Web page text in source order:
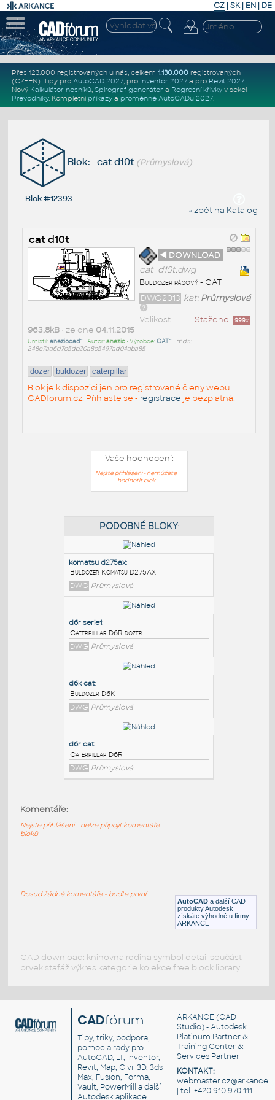
CZ | SK| EN | DE
Přes 123.000 registrovaných u nás, celkem 1.130.000registrovaných
(CZ+EN). Tipy pro AutoCAD 2027, pro Inventor 2027a pro Revit 2027.
Nový Kalkulátor nosníků, Spirograf generátor a Regresní křivkyv sekci
Převodníky. Kompletní příkazya proměnné AutoCADu 2027.
Blok: cat d10t (Průmyslová)
Blok #12393
« zpět na Katalog
cat d10t
◄ DOWNLOAD
cat_d10t.dwg
Buldozer pásový - CAT
kat:Průmyslová
DWG2013
Staženo: 999x
Velikost
963,8kB• ze dne 04.11.2015
Umístil:aneziocad^ • Autor:anezio• Výrobce:CAT^ • md5:
248c7aa6d7c5db20a8c5497ad04aba85
dozer buldozer caterpillar
Blok je k dispozici jen pro registrované členy webu
CADforum.cz. Přihlaste se - registrace je bezplatná.
Vaše hodnocení:
Nejste přihlášeni - nemůžete
hodnotit blok
komatsu d275ax
Buldozer Komatsu D275AX
DWG Průmyslová
d6r serie1:
Caterpillar D6R dozer
DWG Průmyslová
DWG
Průmyslová
AutoCAD a další CAD
produkty Autodesk
získáte výhodně u firmy
ARKANCE
Komentáře:
Nejste přihlášeni - nelze připojit komentáře
bloků
Dosud žádné komentáře - buďte první
CAD download: knihovna rodina symbol detail součást
prvek stafáž výkres kategorie kolekce free block library
CADfórum
Tipy, triky, podpora,
pomoc a rady pro
AutoCAD, LT, Inventor,
Revit, Map, Civil 3D, 3ds
Max, Fusion, Forma,
Vault, PowerMill a další
Autodesk aplikace
ARKANCE (CAD
Studio) - Autodesk
Platinum Partner &
Training Center &
Services Partner
KONTAKT:
| tel. +420 910 970 111